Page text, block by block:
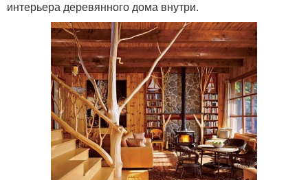
интерьера деревянного дома внутри.